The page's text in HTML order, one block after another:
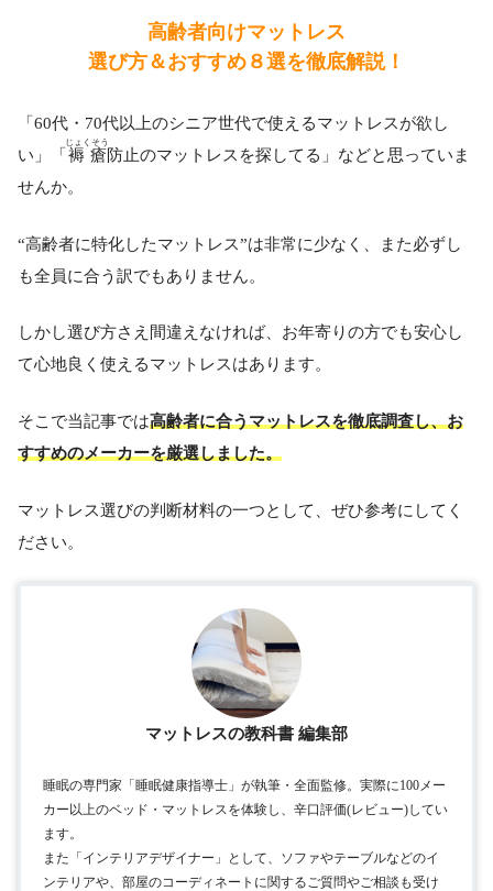
高齢者向けマットレス
選び方＆おすすめ８選を徹底解説！
「60代・70代以上のシニア世代で使えるマットレスが欲し
い」「 褥瘡
じょくそう
防止のマットレスを探してる」などと思っていま
せんか。
“高齢者に特化したマットレス”は非常に少なく、また必ずし
も全員に合う訳でもありません。
しかし選び方さえ間違えなければ、お年寄りの方でも安心し
て心地良く使えるマットレスはあります。
そこで当記事では高齢者に合うマットレスを徹底調査し、お
すすめのメーカーを厳選しました。
マットレス選びの判断材料の一つとして、ぜひ参考にしてく
ださい。
マットレスの教科書 編集部
睡眠の専門家「睡眠健康指導士」が執筆・全面監修。実際に100メー
カー以上のベッド・マットレスを体験し、辛口評価(レビュー)してい
ます。
また「インテリアデザイナー」として、ソファやテーブルなどのイ
ンテリアや、部屋のコーディネートに関するご質問やご相談も受け